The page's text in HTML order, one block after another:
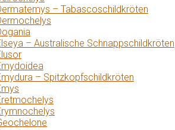
– Tabascoschildkröten
– Australische Schnappschildkröten
– Spitzkopfschildkröten